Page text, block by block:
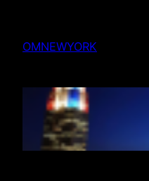
content
OMNEWYORK